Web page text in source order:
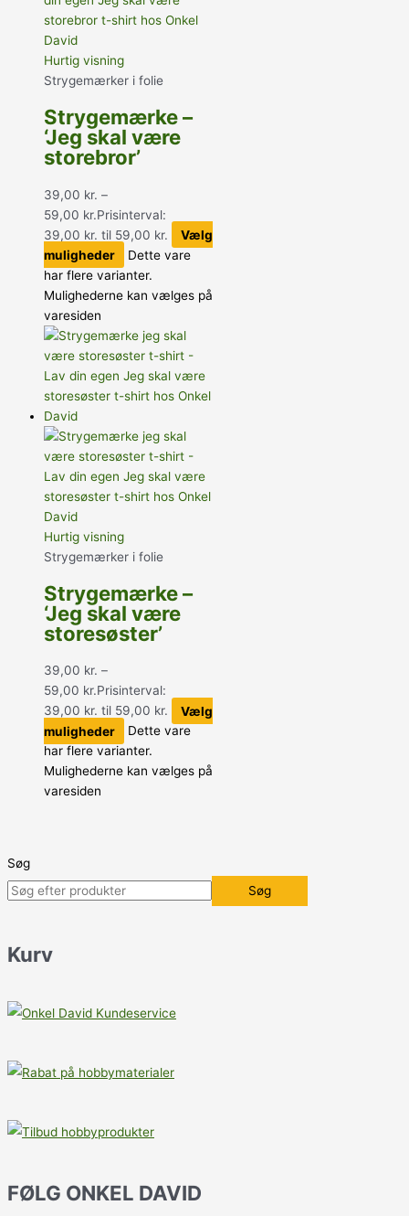
Hurtig visning
Strygemærker i folie
Strygemærke –
‘Jeg skal være
storebror’
39,00 kr. –
59,00 kr.Prisinterval:
39,00 kr. til 59,00 kr.
Vælg
muligheder
Dette vare
har flere varianter.
Mulighederne kan vælges på
varesiden
Hurtig visning
Strygemærker i folie
Strygemærke –
‘Jeg skal være
storesøster’
39,00 kr. –
59,00 kr.Prisinterval:
39,00 kr. til 59,00 kr.
Vælg
muligheder
Dette vare
har flere varianter.
Mulighederne kan vælges på
varesiden
Søg
Søg
Kurv
FØLG ONKEL DAVID